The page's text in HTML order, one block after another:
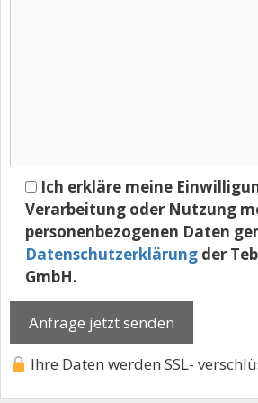
Ich erkläre meine
Verarbeitung oder Nutzung
personenbezogenen Daten
Datenschutzerklärung der
GmbH.
Ihre Daten werden SSL-